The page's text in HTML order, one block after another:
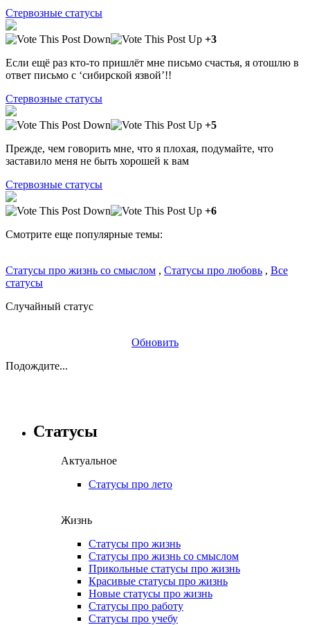
Стервозные статусы
+3
Если ещё раз кто-то пришлёт мне письмо счастья, я отошлю в
ответ письмо с ‘сибирской язвой’!!
Стервозные статусы
+5
Прежде, чем говорить мне, что я плохая, подумайте, что
заставило меня не быть хорошей к вам
Стервозные статусы
+6
Смотрите еще популярные темы:
Статусы про жизнь со смыслом , Статусы про любовь , Все
статусы
Случайный статус
Обновить
Подождите...
Статусы
Актуальное
Статусы про лето
Жизнь
Статусы про жизнь
Статусы про жизнь со смыслом
Прикольные статусы про жизнь
Красивые статусы про жизнь
Новые статусы про жизнь
Статусы про работу
Статусы про учебу